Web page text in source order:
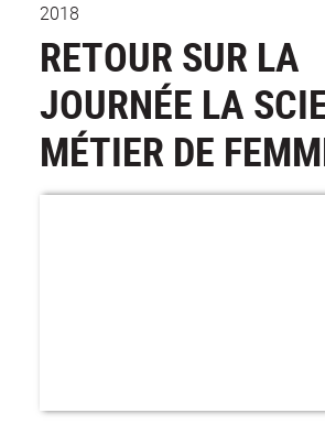
2018
RETOUR SUR LA
JOURNÉE LA
MÉTIER DE